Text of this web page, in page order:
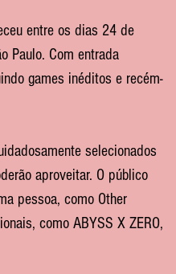
entre os dias 24 de
Paulo. Com entrada
games inéditos e recém-
selecionados
aproveitar. O público
pessoa, como Other
como ABYSS X ZERO,